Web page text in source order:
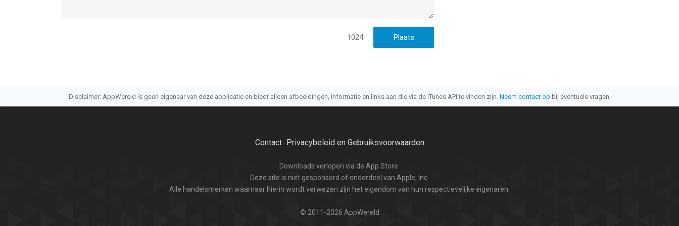
ajfugyvyhwngivyzhniubbovi hjdichanrnuhhgjusur
snfongangiennividhzhjxjixixjjrngmhlhdoianrjfiqiqqjjvjjxsjjjgjhajjekg
ajeufuhxbbefivuxgsgsvfhgbfghohpolgf igovoxkngjvjxkeng
ajfugyvyhwngivyzhniubbovi hjdichanrnuhhgjusur
1024
Disclaimer: AppWereld is geen eigenaar van deze applicatie en biedt alleen afbeeldingen, informatie en links aan die via de iTunes API te vinden zijn. Neem contact op bij eventuele vragen.
Contact· Privacybeleid en Gebruiksvoorwaarden
Downloads verlopen via de App Store.
Deze site is niet gesponsord of onderdeel van Apple, Inc.
Alle handelsmerken waarnaar hierin wordt verwezen zijn het eigendom van hun respectievelijke eigenaren.
© 2011-2026 AppWereld